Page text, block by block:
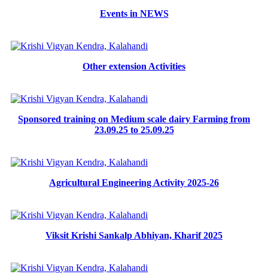
Events in NEWS
Other extension Activities
Sponsored training on Medium scale dairy Farming from
23.09.25 to 25.09.25
Agricultural Engineering Activity 2025-26
Viksit Krishi Sankalp Abhiyan, Kharif 2025